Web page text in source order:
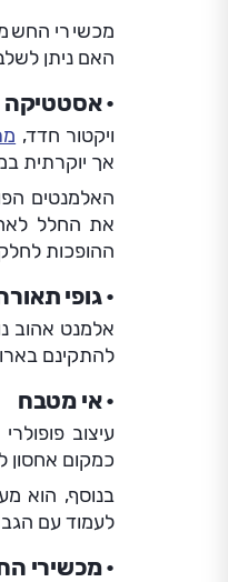
מכשירי
האם ניתן
אסטטיקה
ויקטור חדד,
אך יוקרתית
האלמנטים
את החלל
ההופכות
גופי
אלמנט אהוב
להתקינם
אי מטבח
עיצוב
כמקום אחסון
בנוסף, הוא
לעמוד עם
מכשירי